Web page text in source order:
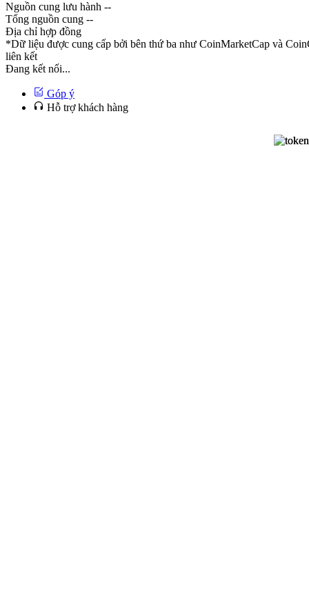
Nguồn cung lưu hành --
Tổng nguồn cung --
Địa chỉ hợp đồng
*Dữ liệu được cung cấp bởi bên thứ ba như CoinMarketCap và
liên kết
Đang kết nối...
Góp ý
Hỗ trợ khách hàng